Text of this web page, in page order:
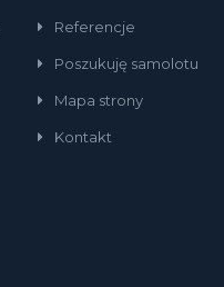
Referencje
Poszukuję samolotu
Mapa strony
Kontakt